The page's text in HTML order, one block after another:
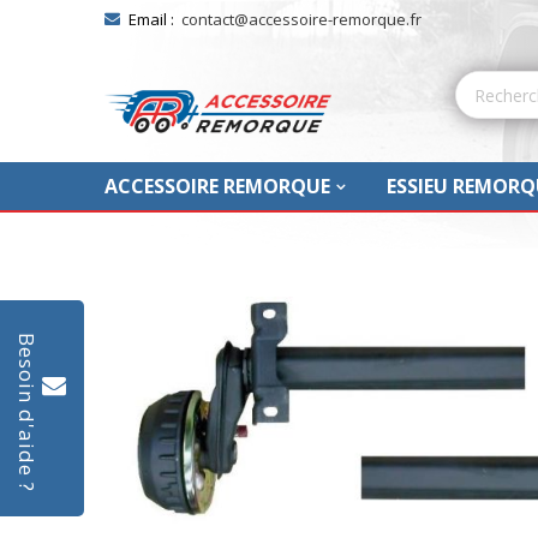
Besoin d'aide ?
Email : contact@accessoire-remorque.fr
ACCESSOIRE REMORQUE ESSIEU
images
gallery